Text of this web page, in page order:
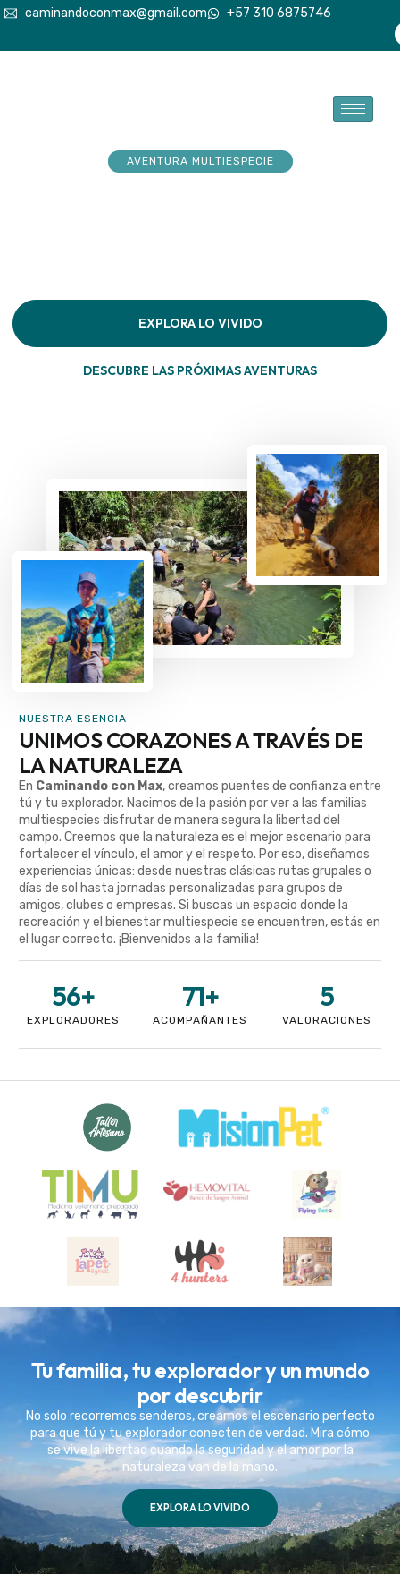
caminandoconmax@gmail.com +57 310 6875746
AVENTURA MULTIESPECIE
EXPLORA LO VIVIDO
DESCUBRE LAS PRÓXIMAS AVENTURAS
NUESTRA ESENCIA
UNIMOS CORAZONES A TRAVÉS DE
LA NATURALEZA
En Caminando con Max, creamos puentes de confianza entre
tú y tu explorador. Nacimos de la pasión por ver a las familias
multiespecies disfrutar de manera segura la libertad del
campo. Creemos que la naturaleza es el mejor escenario para
fortalecer el vínculo, el amor y el respeto. Por eso, diseñamos
experiencias únicas: desde nuestras clásicas rutas grupales o
días de sol hasta jornadas personalizadas para grupos de
amigos, clubes o empresas. Si buscas un espacio donde la
recreación y el bienestar multiespecie se encuentren, estás en
el lugar correcto. ¡Bienvenidos a la familia!
EXPLORADORES
56+
ACOMPAÑANTES
71+
VALORACIONES
5
Tu familia, tu explorador y un mundo
por descubrir
No solo recorremos senderos, creamos el escenario perfecto
para que tú y tu explorador conecten de verdad. Mira cómo
se vive la libertad cuando la seguridad y el amor por la
naturaleza van de la mano.
EXPLORA LO VIVIDO